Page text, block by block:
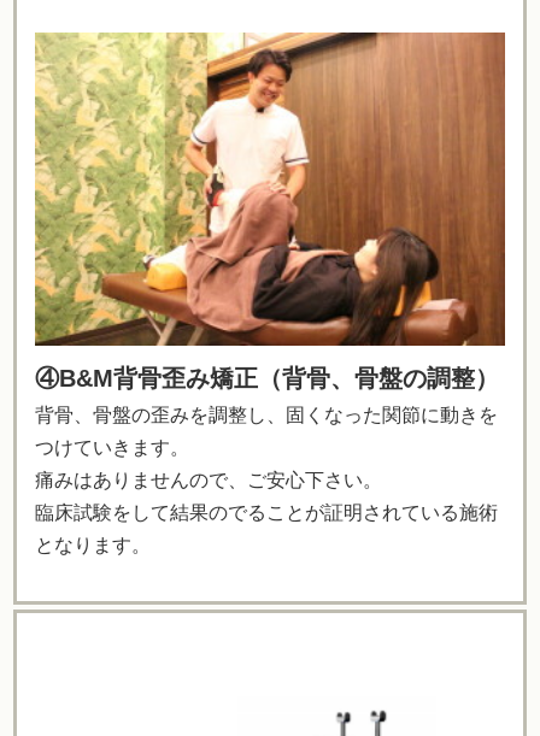
④B&M背骨歪み矯正（背骨、骨盤の調整）
背骨、骨盤の歪みを調整し、固くなった関節に動きを
つけていきます。
痛みはありませんので、ご安心下さい。
臨床試験をして結果のでることが証明されている施術
となります。